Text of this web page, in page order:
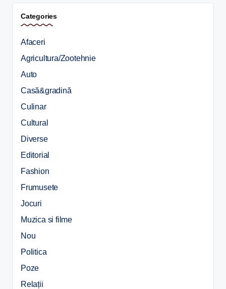
Categories
Afaceri
Agricultura/Zootehnie
Auto
Casă&gradină
Culinar
Cultural
Diverse
Editorial
Fashion
Frumusete
Jocuri
Muzica si filme
Nou
Politica
Poze
Relații